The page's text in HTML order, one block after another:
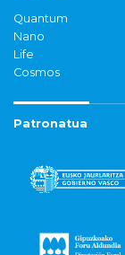
Quantum
Nano
Life
Cosmos
Patronatua